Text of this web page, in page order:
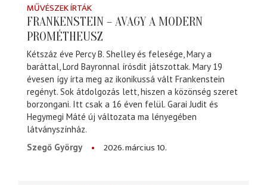
MŰVÉSZEK ÍRTÁK
FRANKENSTEIN – AVAGY A MODERN
PROMÉTHEUSZ
Kétszáz éve Percy B. Shelley és felesége, Mary a
baráttal, Lord Bayronnal írósdit játszottak. Mary 19
évesen így írta meg az ikonikussá vált Frankenstein
regényt. Sok átdolgozás lett, hiszen a közönség szeret
borzongani. Itt csak a 16 éven felül. Garai Judit és
Hegymegi Máté új változata ma lényegében
látványszínház.
Szegő György
2026. március 10.